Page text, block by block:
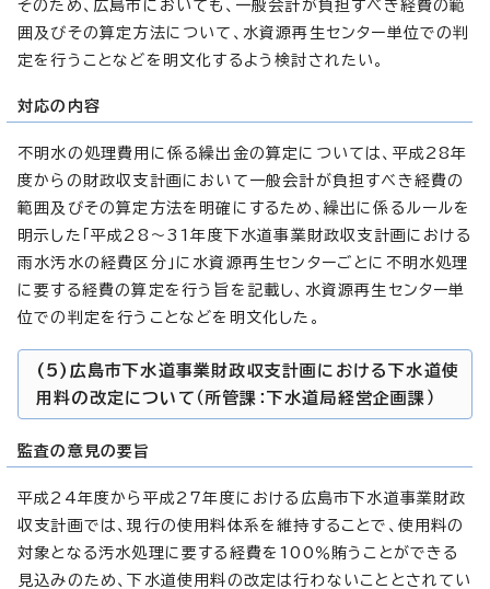
そのため、広島市においても、一般会計が負担すべき経費の範
囲及びその算定方法について、水資源再生センター単位での判
定を行うことなどを明文化するよう検討されたい。
対応の内容
不明水の処理費用に係る繰出金の算定については、平成28年
度からの財政収支計画において一般会計が負担すべき経費の
範囲及びその算定方法を明確にするため、繰出に係るルールを
明示した「平成28～31年度下水道事業財政収支計画における
雨水汚水の経費区分」に水資源再生センターごとに不明水処理
に要する経費の算定を行う旨を記載し、水資源再生センター単
位での判定を行うことなどを明文化した。
(5)広島市下水道事業財政収支計画における下水道使
用料の改定について（所管課：下水道局経営企画課）
監査の意見の要旨
平成24年度から平成27年度における広島市下水道事業財政
収支計画では、現行の使用料体系を維持することで、使用料の
対象となる汚水処理に要する経費を100％賄うことができる
見込みのため、下水道使用料の改定は行わないこととされてい